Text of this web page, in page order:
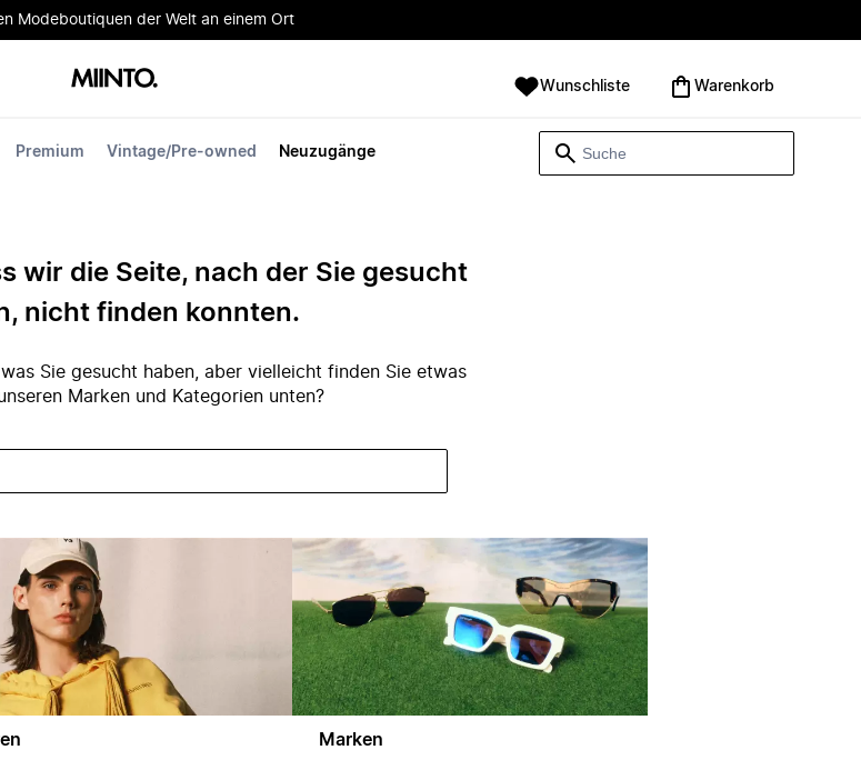
Modeboutiquen der Welt an einem Ort
Premium Vintage/Pre-owned Neuzugänge
Wunschliste Warenkorb
wir die Seite, nach der Sie gesucht
nicht finden konnten.
Sie gesucht haben, aber vielleicht finden Sie etwas
Marken und Kategorien unten?
Marken